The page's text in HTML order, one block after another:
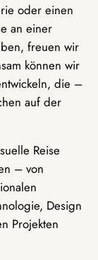
oder einen
an einer
freuen wir
können wir
die –
auf der
Reise
– von
Design
Projekten